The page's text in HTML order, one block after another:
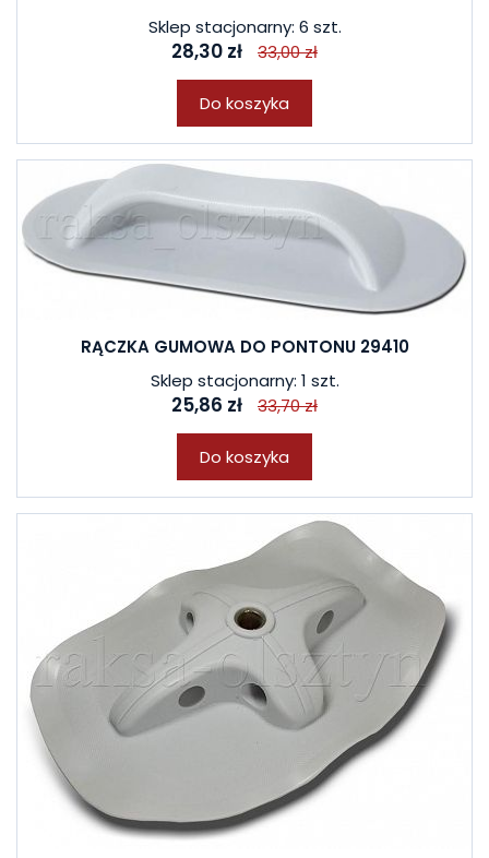
Sklep stacjonarny: 6 szt.
28,30 zł 33,00 zł
Do koszyka
RĄCZKA GUMOWA DO PONTONU 29410
Sklep stacjonarny: 1 szt.
25,86 zł 33,70 zł
Do koszyka